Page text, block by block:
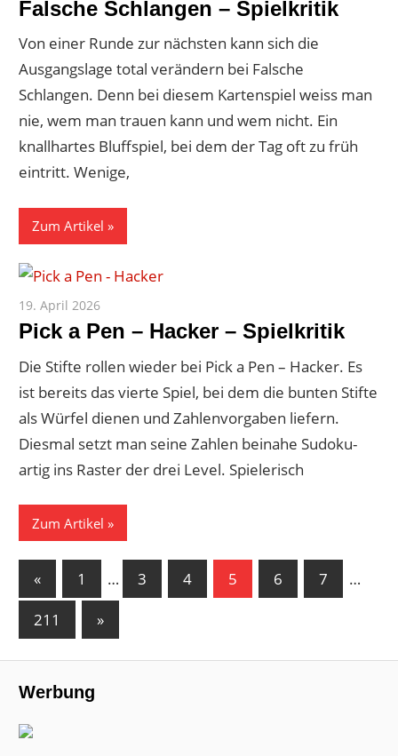
Falsche Schlangen – Spielkritik
Von einer Runde zur nächsten kann sich die
Ausgangslage total verändern bei Falsche
Schlangen. Denn bei diesem Kartenspiel weiss man
nie, wem man trauen kann und wem nicht. Ein
knallhartes Bluffspiel, bei dem der Tag oft zu früh
eintritt. Wenige,
Zum Artikel
19. April 2026
Pick a Pen – Hacker – Spielkritik
Die Stifte rollen wieder bei Pick a Pen – Hacker. Es
ist bereits das vierte Spiel, bei dem die bunten Stifte
als Würfel dienen und Zahlenvorgaben liefern.
Diesmal setzt man seine Zahlen beinahe Sudoku-
artig ins Raster der drei Level. Spielerisch
Zum Artikel
Seitennummerierung
der
Beiträge
«Vorherige
Beiträge
1 … 3 4 5 6 7
…
211
Nächste
Beiträge
»
Werbung